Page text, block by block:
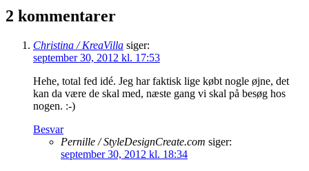
2 kommentarer
Christina / KreaVilla siger:
september 30, 2012 kl. 17:53
Hehe, total fed idé. Jeg har faktisk lige købt nogle øjne, det
kan da være de skal med, næste gang vi skal på besøg hos
nogen. :-)
Besvar
Pernille / StyleDesignCreate.com siger:
september 30, 2012 kl. 18:34